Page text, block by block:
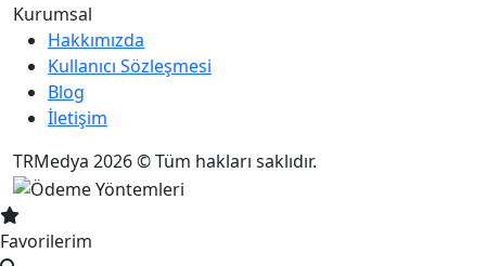
Kurumsal
Hakkımızda
Kullanıcı Sözleşmesi
Blog
İletişim
TRMedya 2026 © Tüm hakları saklıdır.
Favorilerim